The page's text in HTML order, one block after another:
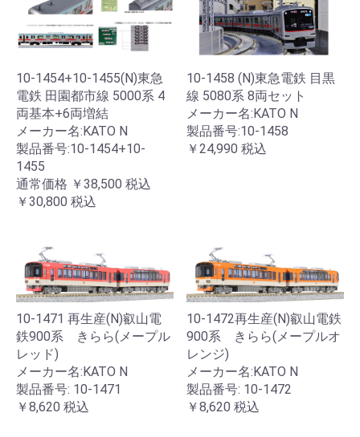
10-1454+10-1455(N)東急
電鉄 田園都市線 5000系 4
両基本+6両増結
メーカー名:KATO N
製品番号:10-1454+10-
1455
通常価格 ￥38,500 税込
￥30,800 税込
10-1458 (N)東急電鉄 目黒
線 5080系 8両セット
メーカー名:KATO N
製品番号:10-1458
￥24,990 税込
10-1471 再生産(N)叡山電
鉄900系 きらら(メープル
レッド)
メーカー名:KATO N
製品番号: 10-1471
￥8,620 税込
10-1472再生産(N)叡山電鉄
900系 きらら(メープルオ
レンジ)
メーカー名:KATO N
製品番号: 10-1472
￥8,620 税込